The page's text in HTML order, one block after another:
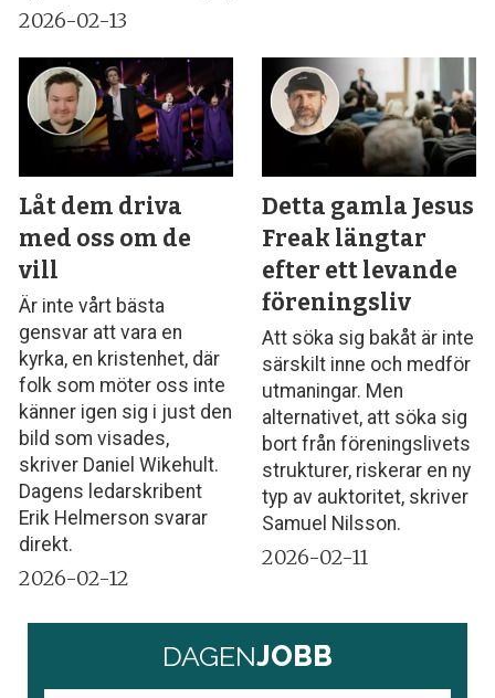
2026-02-13
Låt dem driva
med oss om de
vill
Är inte vårt bästa
gensvar att vara en
kyrka, en kristenhet, där
folk som möter oss inte
känner igen sig i just den
bild som visades,
skriver Daniel Wikehult.
Dagens ledarskribent
Erik Helmerson svarar
direkt.
2026-02-12
Detta gamla Jesus
Freak längtar
efter ett levande
föreningsliv
Att söka sig bakåt är inte
särskilt inne och medför
utmaningar. Men
alternativet, att söka sig
bort från föreningslivets
strukturer, riskerar en ny
typ av auktoritet, skriver
Samuel Nilsson.
2026-02-11